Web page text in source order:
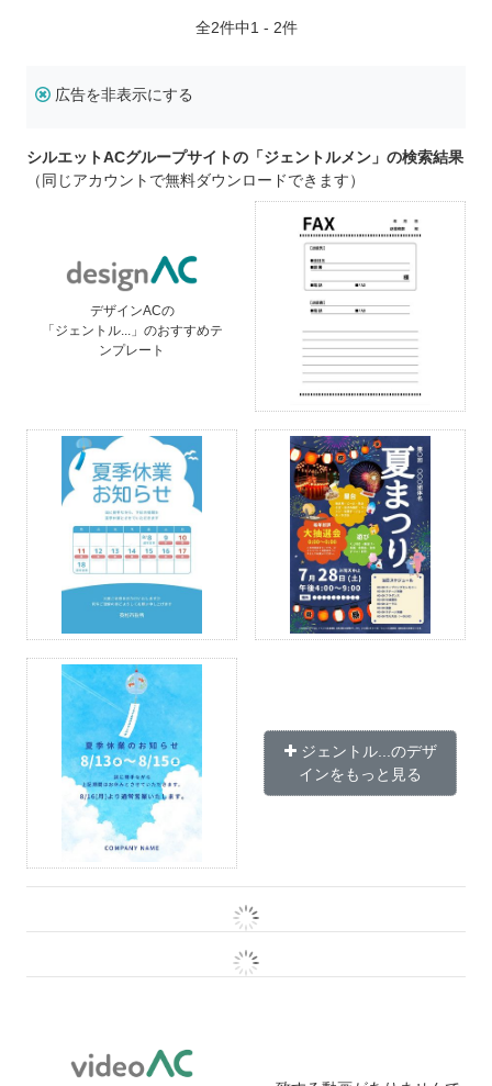
全2件中1 - 2件
広告を非表示にする
シルエットACグループサイトの「ジェントルメン」の検索結果
（同じアカウントで無料ダウンロードできます）
デザインACの
「ジェントル...」のおすすめテ
ンプレート
ジェントル...のデザ
インをもっと見る